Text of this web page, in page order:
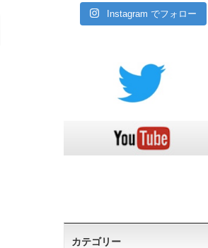
Instagram でフォロー
カテゴリー